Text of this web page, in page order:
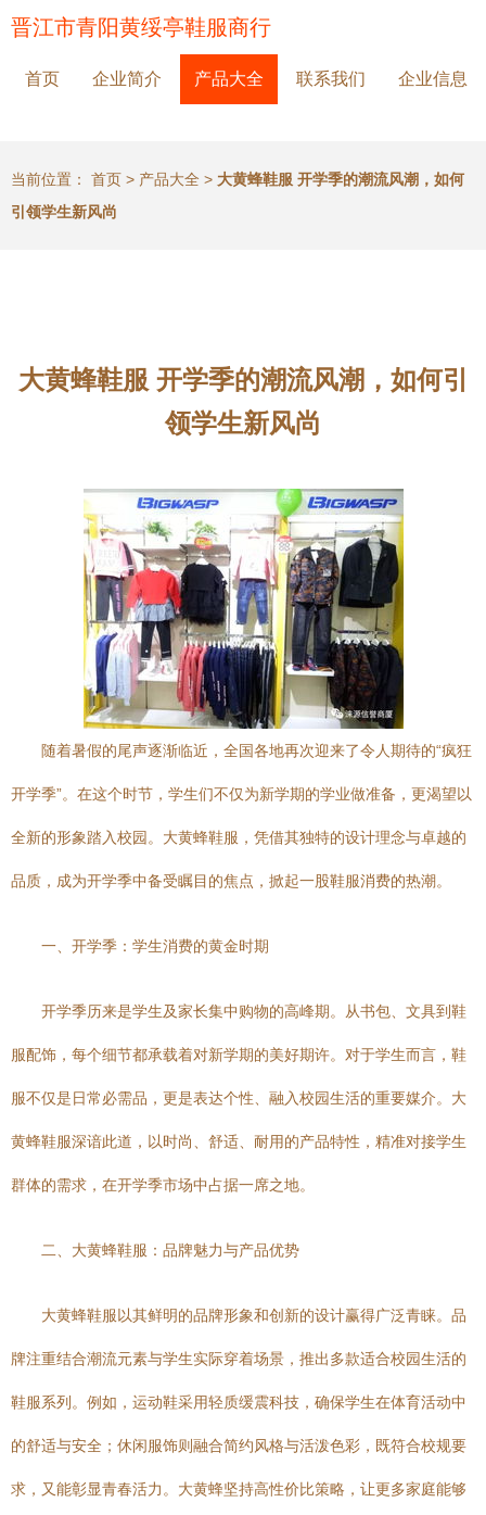
晋江市青阳黄绥亭鞋服商行
首页 企业简介 产品大全 联系我们 企业信息
当前位置： 首页 > 产品大全 > 大黄蜂鞋服 开学季的潮流风潮，如何
引领学生新风尚
大黄蜂鞋服 开学季的潮流风潮，如何引
领学生新风尚
随着暑假的尾声逐渐临近，全国各地再次迎来了令人期待的“疯狂
开学季”。在这个时节，学生们不仅为新学期的学业做准备，更渴望以
全新的形象踏入校园。大黄蜂鞋服，凭借其独特的设计理念与卓越的
品质，成为开学季中备受瞩目的焦点，掀起一股鞋服消费的热潮。
一、开学季：学生消费的黄金时期
开学季历来是学生及家长集中购物的高峰期。从书包、文具到鞋
服配饰，每个细节都承载着对新学期的美好期许。对于学生而言，鞋
服不仅是日常必需品，更是表达个性、融入校园生活的重要媒介。大
黄蜂鞋服深谙此道，以时尚、舒适、耐用的产品特性，精准对接学生
群体的需求，在开学季市场中占据一席之地。
二、大黄蜂鞋服：品牌魅力与产品优势
大黄蜂鞋服以其鲜明的品牌形象和创新的设计赢得广泛青睐。品
牌注重结合潮流元素与学生实际穿着场景，推出多款适合校园生活的
鞋服系列。例如，运动鞋采用轻质缓震科技，确保学生在体育活动中
的舒适与安全；休闲服饰则融合简约风格与活泼色彩，既符合校规要
求，又能彰显青春活力。大黄蜂坚持高性价比策略，让更多家庭能够